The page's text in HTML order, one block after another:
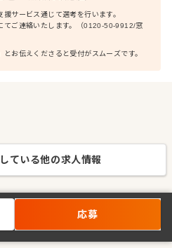
サービス通じて選考を行います。
てご連絡いたします。（0120-50-9912/窓
お伝えくださると受付がスムーズです。
ている他の求人情報
応募